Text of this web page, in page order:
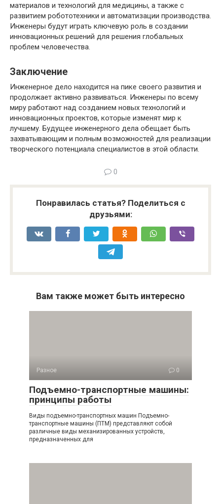
материалов и технологий для медицины, а также с
развитием робототехники и автоматизации производства.
Инженеры будут играть ключевую роль в создании
инновационных решений для решения глобальных
проблем человечества.
Заключение
Инженерное дело находится на пике своего развития и
продолжает активно развиваться. Инженеры по всему
миру работают над созданием новых технологий и
инновационных проектов, которые изменят мир к
лучшему. Будущее инженерного дела обещает быть
захватывающим и полным возможностей для реализации
творческого потенциала специалистов в этой области.
0
Понравилась статья? Поделиться с
друзьями:
Вам также может быть интересно
Разное 0
Подъемно-транспортные машины:
принципы работы
Виды подъемно-транспортных машин Подъемно-
транспортные машины (ПТМ) представляют собой
различные виды механизированных устройств,
предназначенных для